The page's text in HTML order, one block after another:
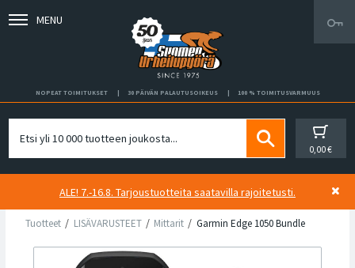
MENU
NOPEAT TOIMITUKSET 30 PÄIVÄN PALAUTUSOIKEUS 100 % TOIMITUSVARMUUS
0,00 €
ALE! 7.-16.8. Tarjoustuotteita saatavilla rajoitetusti.
Tuotteet LISÄVARUSTEET Mittarit Garmin Edge 1050 Bundle